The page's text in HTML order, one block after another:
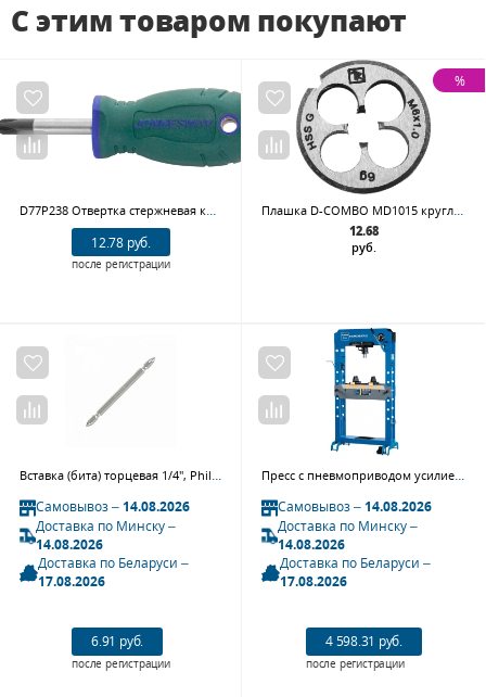
С этим товаром покупают
D77P238 Отвертка стержневая крестовая ANTI-SLIP GRIP, PH2х38 мм
12.78 руб.
после регистрации
%
Плашка D-COMBO MD1015 круглая ручная М10х1.5, HSS, Ф30х11 мм
12.68
руб.
Вставка (бита) торцевая 1/4", Phillips, PH1, L = 110 мм, двухсторонняя, для шуруповерта KING TONY 131101P
Самовывоз –14.08.2026
Доставка по Минску –
14.08.2026
Доставка по Беларуси –
17.08.2026
6.91 руб.
после регистрации
Пресс с пневмоприводом усилие 30 тонн NORDBERG PRO N3530A
Самовывоз –14.08.2026
Доставка по Минску –
14.08.2026
Доставка по Беларуси –
17.08.2026
4 598.31 руб.
после регистрации